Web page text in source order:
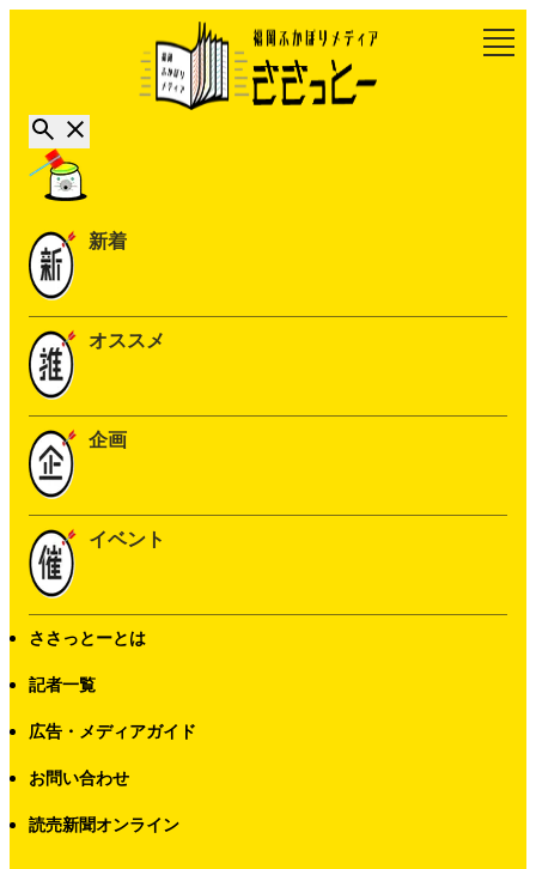
新着
オススメ
企画
イベント
ささっとーとは
記者一覧
広告・メディアガイド
お問い合わせ
読売新聞オンライン